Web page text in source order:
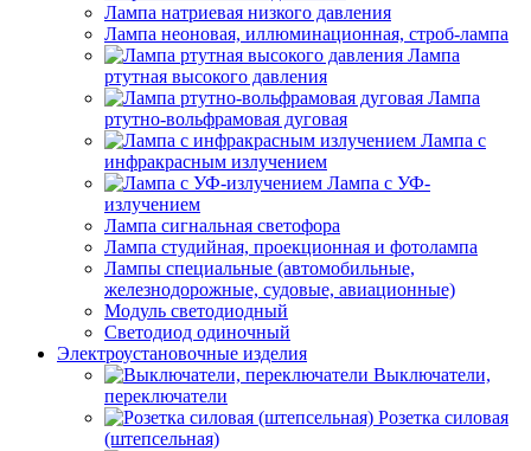
Лампа натриевая низкого давления
Лампа неоновая, иллюминационная, строб-лампа
Лампа
ртутная высокого давления
Лампа
ртутно-вольфрамовая дуговая
Лампа с
инфракрасным излучением
Лампа с УФ-
излучением
Лампа сигнальная светофора
Лампа студийная, проекционная и фотолампа
Лампы специальные (автомобильные,
железнодорожные, судовые, авиационные)
Модуль светодиодный
Светодиод одиночный
Электроустановочные изделия
Выключатели,
переключатели
Розетка силовая
(штепсельная)